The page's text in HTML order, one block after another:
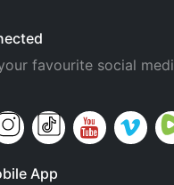
favourite social
App